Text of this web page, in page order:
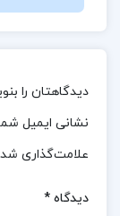
مهم برای
کرده است تا
و عملی کردن
نوجوانان و
دیدگاهتان را
نشانی ایمیل
علامت‌گذاری
دیدگاه *